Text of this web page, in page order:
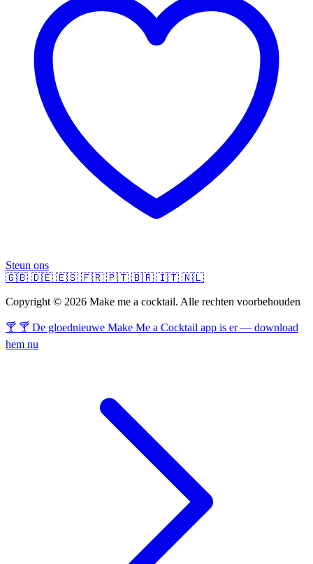
Steun ons
🇬🇧 🇩🇪 🇪🇸 🇫🇷 🇵🇹 🇧🇷 🇮🇹 🇳🇱
Copyright © 2026 Make me a cocktail. Alle rechten voorbehouden
🍸 🍸 De gloednieuwe Make Me a Cocktail app is er — download
hem nu